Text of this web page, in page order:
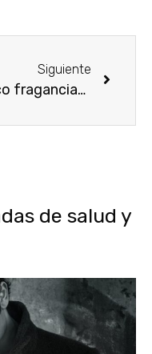
Siguiente
Cinco fragancias masculinas para este verano 2013
de salud y